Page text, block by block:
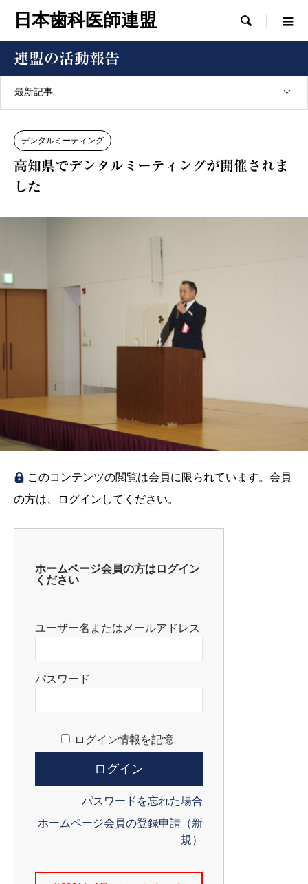
日本歯科医師連盟 
連盟の活動報告
最新記事
デンタルミーティング
高知県でデンタルミーティングが開催されま
した
このコンテンツの閲覧は会員に限られています。会員
の方は、ログインしてください。
ホームページ会員の方はログイン
ください
ユーザー名またはメールアドレス
パスワード
ログイン情報を記憶
パスワードを忘れた場合
ホームページ会員の登録申請（新
規）